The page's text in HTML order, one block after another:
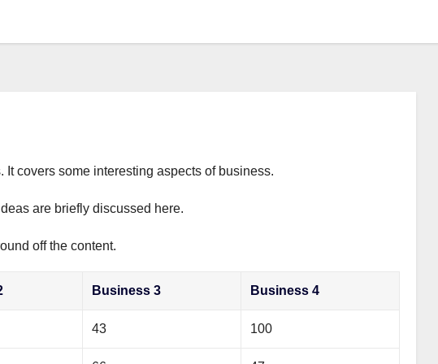
covers some interesting aspects of business.
are briefly discussed here.
off the content.
Business 3 Business 4
43 100